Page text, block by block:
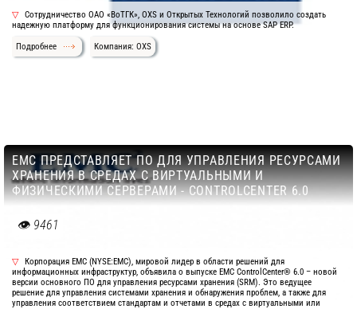
Сотрудничество ОАО «ВоТГК», OXS и Открытых Технологий позволило создать
надежную платформу для функционирования системы на основе SAP ERP.
Подробнее Компания: OXS
ЕМС ПРЕДСТАВЛЯЕТ ПО ДЛЯ УПРАВЛЕНИЯ РЕСУРСАМИ
ХРАНЕНИЯ В СРЕДАХ С ВИРТУАЛЬНЫМИ И
ФИЗИЧЕСКИМИ СЕРВЕРАМИ - CONTROLCENTER 6.0
9461
Корпорация ЕМС (NYSE:EMC), мировой лидер в области решений для
информационных инфраструктур, объявила о выпуске EMC ControlCenter® 6.0 – новой
версии основного ПО для управления ресурсами хранения (SRM). Это ведущее
решение для управления системами хранения и обнаружения проблем, а также для
управления соответствием стандартам и отчетами в средах с виртуальными или